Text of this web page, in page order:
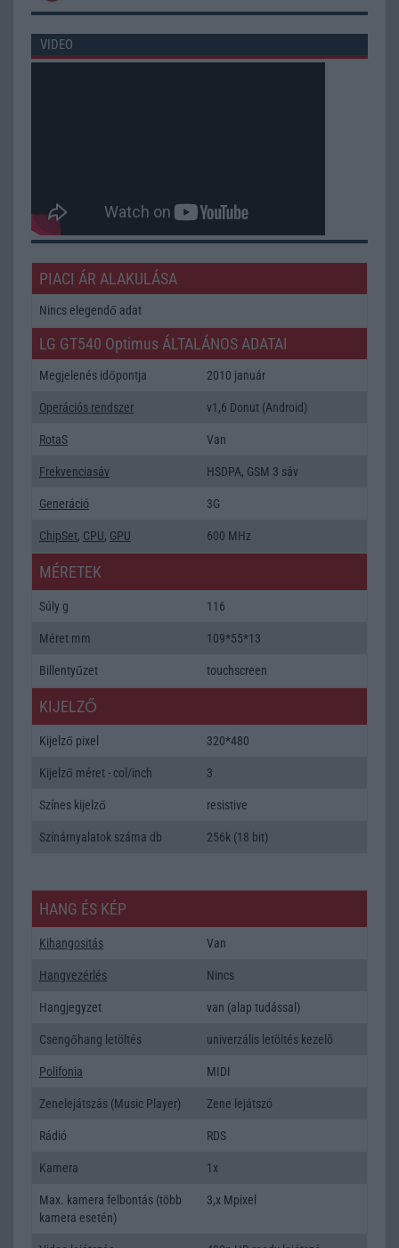
VIDEO
PIACI ÁR ALAKULÁSA
Nincs elegendő adat
LG GT540 Optimus ÁLTALÁNOS ADATAI
Megjelenés időpontja 2010 január
Operációs rendszer v1,6 Donut (Android)
RotaS Van
Frekvenciasáv HSDPA, GSM 3 sáv
Generáció 3G
ChipSet, CPU, GPU 600 MHz
MÉRETEK
Súly g 116
Méret mm 109*55*13
Billentyűzet touchscreen
KIJELZŐ
Kijelző pixel 320*480
Kijelző méret - col/inch 3
Színes kijelző resistive
Színárnyalatok száma db 256k (18 bit)
HANG ÉS KÉP
Kihangositás Van
Hangvezérlés Nincs
Hangjegyzet van (alap tudással)
Csengőhang letöltés univerzális letöltés kezelõ
Polifonia MIDI
Zenelejátszás (Music Player) Zene lejátszó
Rádió RDS
Kamera 1x
Max. kamera felbontás (több
kamera esetén)
3,x Mpixel